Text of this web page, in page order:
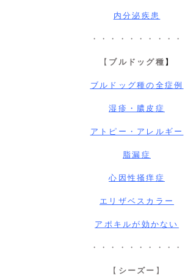
内分泌疾患
・・・・・・・・・・
【 ブルドッグ種 】
ブルドッグ種の全症例
湿疹・膿皮症
アトピー・アレルギー
脂漏症
心因性掻痒症
エリザベスカラー
アポキルが効かない
・・・・・・・・・・
【 シーズー 】